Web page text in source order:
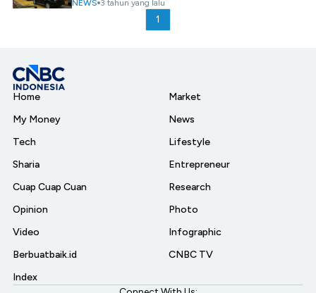
NEWS 3 tahun yang lalu
1
Home
My Money
Tech
Sharia
Cuap Cuap Cuan
Opinion
Video
Berbuatbaik.id
Index
Market
News
Lifestyle
Entrepreneur
Research
Photo
Infographic
CNBC TV